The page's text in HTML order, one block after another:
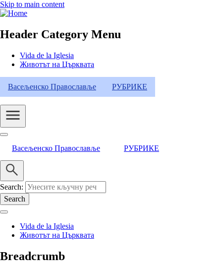
Skip to main content
Header Category Menu
Vida de la Iglesia
Животът на Църквата
Васељенско Православље РУБРИКЕ
Васељенско Православље РУБРИКЕ
Search
Vida de la Iglesia
Животът на Църквата
Breadcrumb